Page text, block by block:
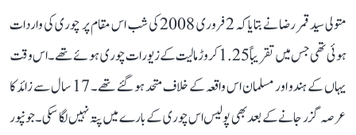
متولی سید قمر رضا نے بتایا کہ 2 فروری 2008 کی شب اس مقام پر چوری کی واردات
ہوئی تھی جس میں تقریباً 1.25 کروڑ مالیت کے زیورات چوری ہوئے تھے۔ اس وقت
یہاں کے ہندو اور مسلمان اس واقعہ کے خلاف متحد ہو گئے تھے۔ 17 سال سے زائد کا
عرصہ گزر جانے کے بعد بھی پولیس اس چوری کے بارے میں پتہ نہیں لگا سکی۔ جونپور